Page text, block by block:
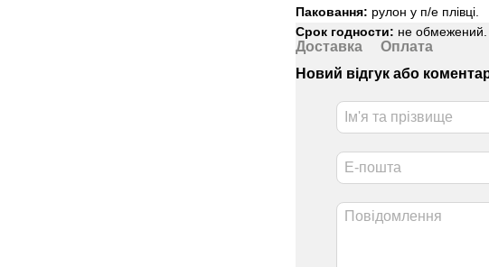
Паковання: рулон у п/е плівці.
Срок годности: не обмежений.
Доставка
Оплата
Новий відгук або